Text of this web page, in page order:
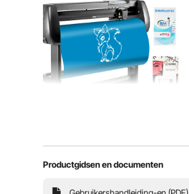
Productgidsen en documenten